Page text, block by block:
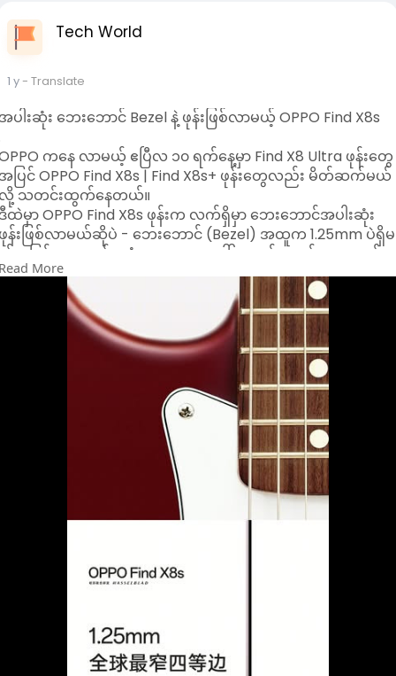
အနေနဲ့ဆို တော်တော်မိုက်မယ်။ ဘာသာစကားကလည်း အဓိက
ပဲရဦးမယ်ပေါ့။
Speech Model ကို Apache 2.0 License
ောက်ကနေပြီး လုံးဝ Open-Source လုပ်ပေးထားတယ်။ ဆို
ော့ Sesame ရဲ့ CSM Model ကို သုံးပြီး မကြာခင် ဘယ်လိုမျိုး AI
တွေထွက်လာဦးမလဲဆိုတာလည်း စိတ်ဝင်စားစရာပဲ။
အတိုင်းဆိုရင် HER ရုပ်ရှင်ထဲက Samantha က တကယ်ဖြစ်လာဖို့
းကပ်နေပါပြီ...။
ြဿနာတွေကို ရင်ဆိုင်ရင်း ဖြေရှင်းရင်းနဲ့ ကိုယ်ဟာ ပိုစဉ်းစားတဲ့သူ
တွေးခေါ်မြော်မြင်တဲ့သူ ပိုစိတ်ထားမြင့်တဲ့သူ ဖြစ်လို့ရပါတယ် ။
ဘဝထဲကအမေးဘဝထဲကအဖြေ
Tech World
1 y- Translate
ပါးဆုံး ဘေးဘောင် Bezel နဲ့ ဖုန်းဖြစ်လာမယ့် OPPO Find X8s
ကနေ လာမယ့် ဧပြီလ ၁၀ ရက်နေ့မှာ Find X8 Ultra ဖုန်းတွေ
ပြင် OPPO Find X8s | Find X8s+ ဖုန်းတွေလည်း မိတ်ဆက်မယ်
သတင်းထွက်နေတယ်။
ထဲမှာ OPPO Find X8s ဖုန်းက လက်ရှိမှာ ဘေးဘောင်အပါးဆုံး
န်းဖြစ်လာမယ်ဆိုပဲ - ဘေးဘောင် (Bezel) အထူက 1.25mm ပဲရှိမ
အပြင် လေးဖက်စလုံး - ဘေး၊ အပေါ်အောက်ဘောင်တွေအကုန်
ဖြစ်မယ်ဆိုတော့ ဘောင်ပါးတဲ့ဖုန်းလိုချင်ရင်
ော်တော်လေးမိုက်တဲ့ဖုန်းဖြစ်လာလောက်တယ်။
တွေကတော့ သိထားသလောက် MediaTek Dimension
Chipset ကိုပဲ သုံးထားမယ်၊​ 6.3" 1.5K AMOLED Display
မှ Metal Frame တွေ၊​ အထူက 8mm အောက်နဲ့ အလေးချိန်က
ည်း 180g အောက်ပဲရှိမယ်။ Triple 50MP Camera Setup ပါ
သေးစိတ်ကတော့ မိတ်ဆက်မှပဲ သိရမယ်၊ အခုပုံတွေက OPPO
နေ ဘောင်ပါးကြောင်းကို Teaser အနေနဲ့ နှိုင်းယှဥ်ပြီး ကြော်ငြာ
ားတာ သဘောကျမိလို့ ပြန်တင်တာပါ။ OPPO က ဒီနောက်ပိုင်း
N5 ထဲက ကြော်ငြာတွေကို သေချာလုပ်လာတာတော့ သတိထား
More